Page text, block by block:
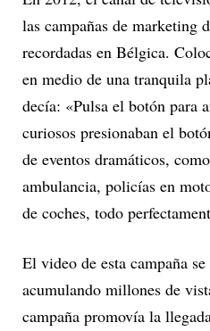
las campañas de marketing
recordadas en Bélgica.
en medio de una tranquila
decía: «Pulsa el botón para
curiosos presionaban el
de eventos dramáticos,
ambulancia, policías en
de coches, todo
El video de esta campaña
acumulando millones de
campaña promovía la